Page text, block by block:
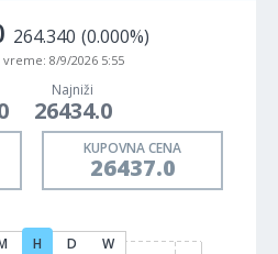
264.340 (0.000%)
vreme: 8/9/2026 5:55
Najniži
26434.0
KUPOVNA CENA
26437.0
H D W